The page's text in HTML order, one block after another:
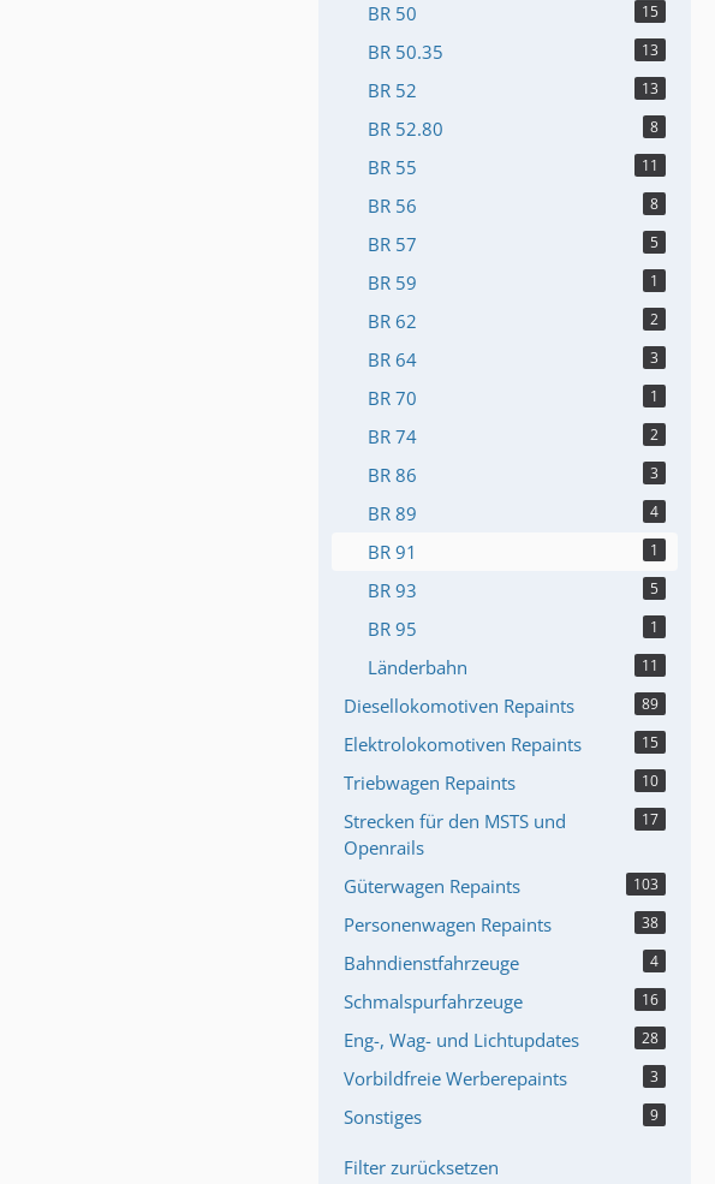
BR 50 15
BR 50.35 13
BR 52 13
BR 52.80 8
BR 55 11
BR 56 8
BR 57 5
BR 59 1
BR 62 2
BR 64 3
BR 70 1
BR 74 2
BR 86 3
BR 89 4
BR 91 1
BR 93 5
BR 95 1
Länderbahn 11
Diesellokomotiven Repaints 89
Elektrolokomotiven Repaints 15
Triebwagen Repaints 10
Strecken für den MSTS und
Openrails
17
Güterwagen Repaints 103
Personenwagen Repaints 38
Bahndienstfahrzeuge 4
Schmalspurfahrzeuge 16
Eng-, Wag- und Lichtupdates 28
Vorbildfreie Werberepaints 3
Sonstiges 9
Filter zurücksetzen